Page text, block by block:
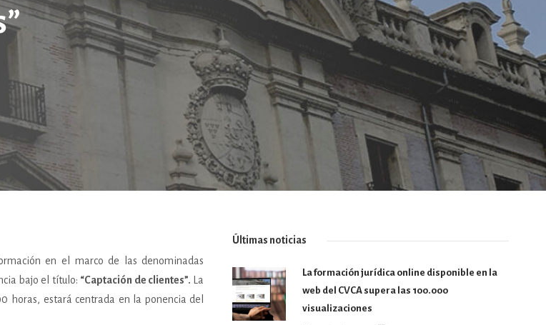
en el marco de las denominadas
bajo el título: “Captación de clientes”. La
horas, estará centrada en la ponencia del
Últimas noticias
La formación jurídica online disponible en la
web del CVCA supera las 100.000
visualizaciones